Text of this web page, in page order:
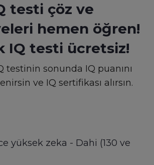
testi çöz ve
hemen öğren!
IQ testi ücretsiz!
testinin sonunda IQ puanını
ve IQ sertifikası alırsın.
yüksek zeka - Dahi (130 ve